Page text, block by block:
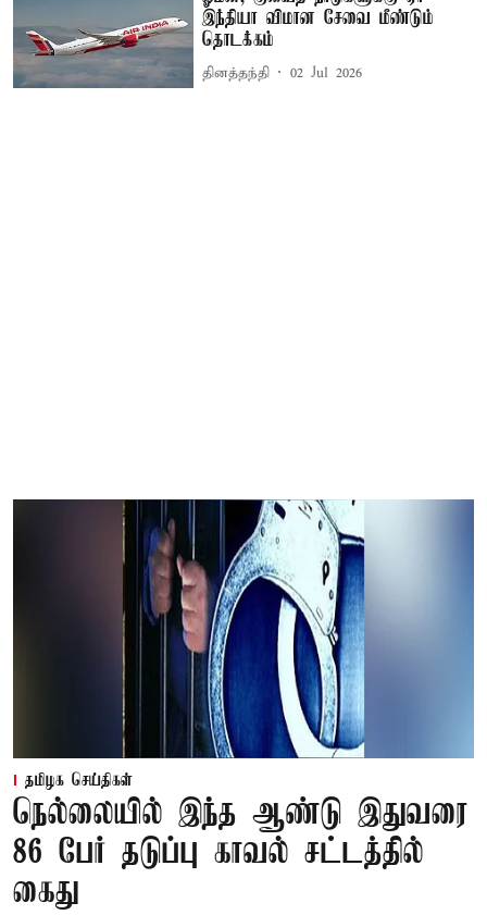
இந்தியா விமான சேவை மீண்டும்
தொடக்கம்
தினத்தந்தி 02 Jul 2026
தமிழக செய்திகள்
நெல்லையில் இந்த ஆண்டு இதுவரை
86 பேர் தடுப்பு காவல் சட்டத்தில்
கைது